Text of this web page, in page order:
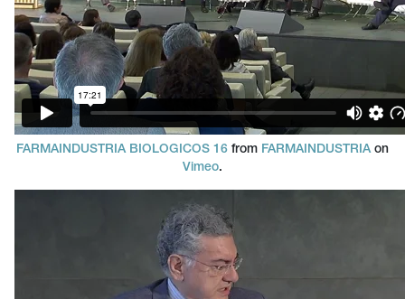
FARMAINDUSTRIA BIOLOGICOS 16 from FARMAINDUSTRIAon
Vimeo.